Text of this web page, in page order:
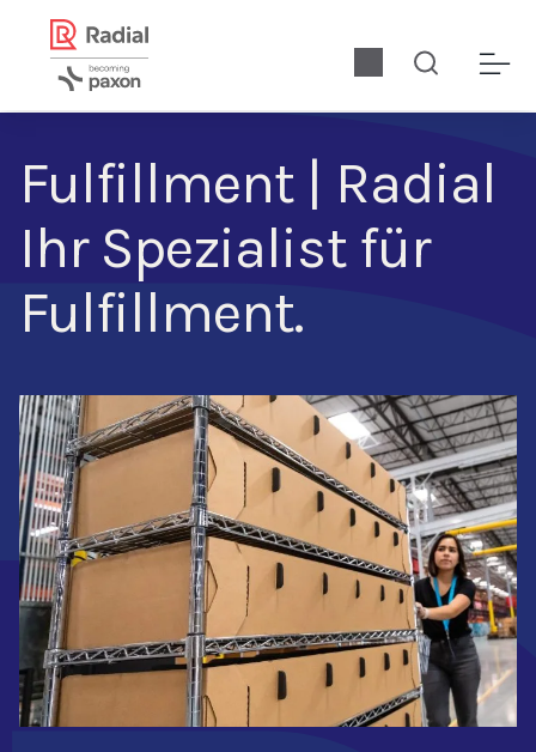
Fulfillment | Radial
Ihr Spezialist für
Fulfillment.